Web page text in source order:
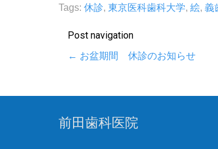
Tags: 休診, 東京医科歯科大学, 絵, 義
Post navigation
← お盆期間 休診のお知らせ
前田歯科医院